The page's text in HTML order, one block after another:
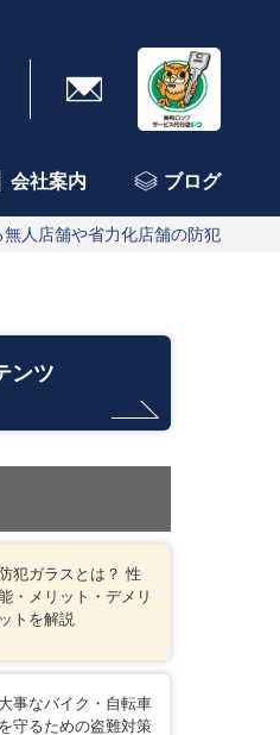
会社案内 ブログ
人店舗や省力化店舗の防犯
ンツ
防犯ガラスとは？ 性
・メリット・デメリ
ットを解説
大事なバイク・自転車
を守るための盗難対策